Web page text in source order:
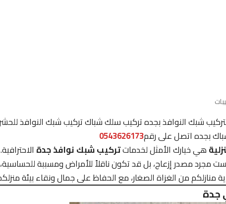
شبك النوافذ بجده تركيب سلك شباك تركيب شبك النوافذ
بجده اتصل على رقم0543626173
هي خيارك الأمثل لخدماتتركيب شبك نوافذ جدة
مجرد مصدر إزعاج، بل قد تكون ناقلاً للأمراض ومسببة
منازلكم من الغزاة الصغار، مع الحفاظ على جمال ونقاء بيئة
جدة